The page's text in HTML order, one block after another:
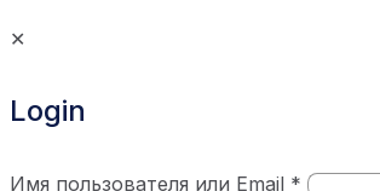
✕
Login
Имя пользователя или Email *